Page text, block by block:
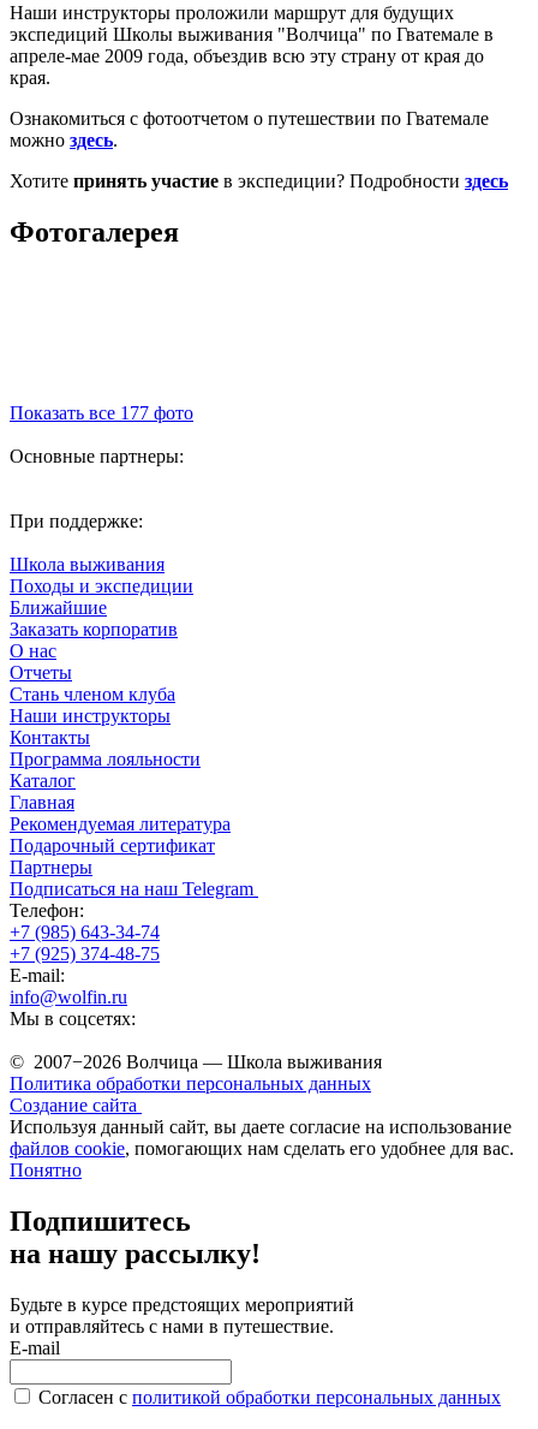
Наши инструкторы проложили маршрут для будущих
экспедиций Школы выживания "Волчица" по Гватемале в
апреле-мае 2009 года, объездив всю эту страну от края до
края.
Ознакомиться с фотоотчетом о путешествии по Гватемале
можно здесь.
Хотите принять участие в экспедиции? Подробности здесь
Фотогалерея
Показать все 177 фото
Основные партнеры:
При поддержке:
Школа выживания
Походы и экспедиции
Ближайшие
Заказать корпоратив
О нас
Отчеты
Стань членом клуба
Наши инструкторы
Контакты
Программа лояльности
Каталог
Главная
Рекомендуемая литература
Подарочный сертификат
Партнеры
Подписаться на наш Telegram
Телефон:
+7 (985) 643-34-74
+7 (925) 374-48-75
E-mail:
info@wolfin.ru
Мы в соцсетях:
© 2007−2026 Волчица — Школа выживания
Политика обработки персональных данных
Создание сайта
Используя данный сайт, вы даете согласие на использование
файлов cookie, помогающих нам сделать его удобнее для вас.
Понятно
Подпишитесь
на нашу рассылку!
Будьте в курсе предстоящих мероприятий
и отправляйтесь с нами в путешествие.
E-mail
Согласен c политикой обработки персональных данных